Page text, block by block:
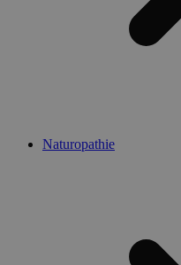
Naturopathie